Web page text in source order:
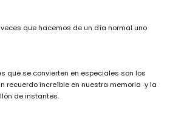
que hacemos de un día normal uno
que se convierten en especiales son los
recuerdo increíble en nuestra memoria y la
de instantes.